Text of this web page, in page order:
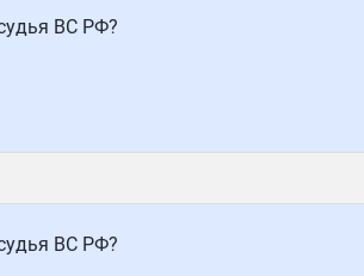
ВС РФ?
ВС РФ?